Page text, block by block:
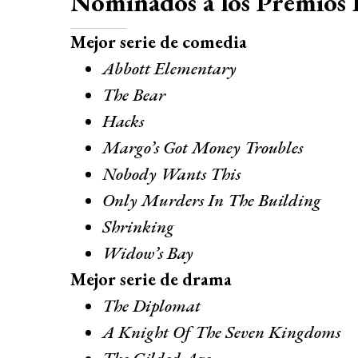
Mejor serie de comedia
Abbott Elementary
The Bear
Hacks
Margo’s Got Money Troubles
Nobody Wants This
Only Murders In The Building
Shrinking
Widow’s Bay
Mejor serie de drama
The Diplomat
A Knight Of The Seven Kingdoms